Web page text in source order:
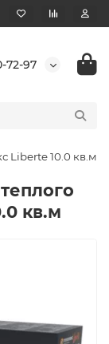
72-97
Liberte 10.0 кв.м
кв.м